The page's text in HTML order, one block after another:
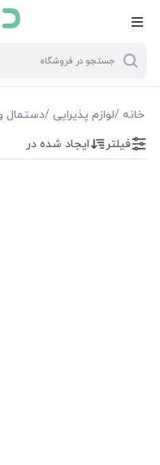
خانه /لوازم پذیرایی /دستمال
فیلترها
موجودی
نمایش همه محصولاتفیلتر ایجاد شده در